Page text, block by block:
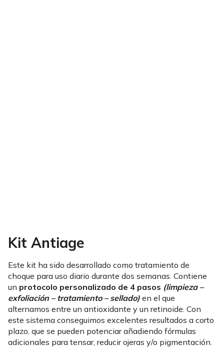
Kit Antiage
Este kit ha sido desarrollado como tratamiento de
choque para uso diario durante dos semanas. Contiene
un protocolo personalizado de 4 pasos (limpieza –
exfoliación – tratamiento – sellado) en el que
alternamos entre un antioxidante y un retinoide. Con
este sistema conseguimos excelentes resultados a corto
plazo, que se pueden potenciar añadiendo fórmulas
adicionales para tensar, reducir ojeras y/o pigmentación.